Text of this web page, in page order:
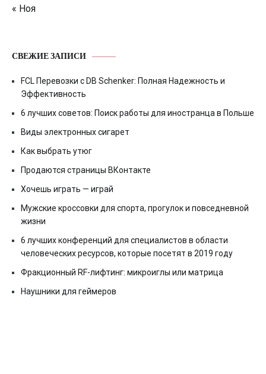
« Ноя
СВЕЖИЕ ЗАПИСИ
FCL Перевозки с DB Schenker: Полная Надежность и
Эффективность
6 лучших советов: Поиск работы для иностранца в Польше
Виды электронных сигарет
Как выбрать утюг
Продаются страницы ВКонтакте
Хочешь играть — играй
Мужские кроссовки для спорта, прогулок и повседневной
жизни
6 лучших конференций для специалистов в области
человеческих ресурсов, которые посетят в 2019 году
Фракционный RF-лифтинг: микроиглы или матрица
Наушники для геймеров